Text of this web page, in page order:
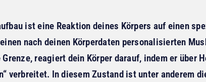
ist eine Reaktion deines Körpers auf einen
nach deinen Körperdaten personalisierten
Grenze, reagiert dein Körper darauf, indem er über
verbreitet. In diesem Zustand ist unter anderem